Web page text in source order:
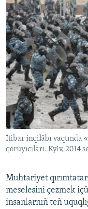
İtibar inqilâbı vaqtında
qoruyıcıları. Kyiv, 2014
Muhtariyet
meselesini çezmek
insanlarnıñ teñ